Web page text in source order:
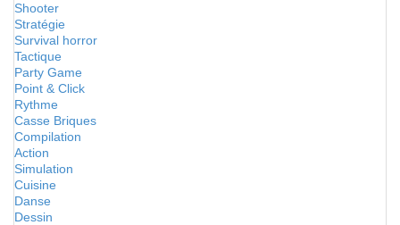
Shooter
Stratégie
Survival horror
Tactique
Party Game
Point & Click
Rythme
Casse Briques
Compilation
Action
Simulation
Cuisine
Danse
Dessin